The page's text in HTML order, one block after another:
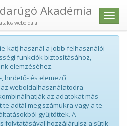
Menü
Akadémia
weboldala.
kat) használ a jobb felhasználói
funkciók biztosításához,
elemzéséhez.
hirdető- és elemező
weboldalhasználatodra
az adatokat más
adtál meg számukra vagy a te
gyűjtöttek. A
folytatásával hozzájárulsz a sütik